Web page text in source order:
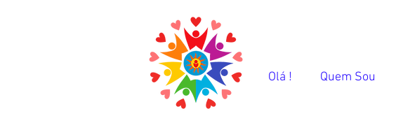
Olá ! Quem Sou